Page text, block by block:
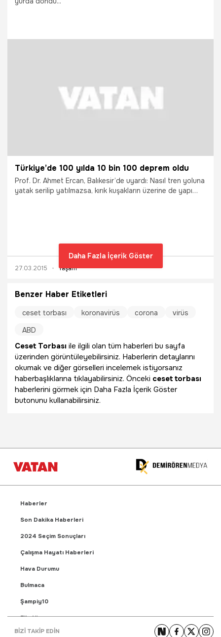
Türkiye’de 100 yılda 10 bin 100 deprem oldu
Prof. Dr. Ahmet Ercan, Balıkesir’de uyardı: Nasıl tren yoluna
yatak serilip yatılmazsa, kırık kuşakların üzerine de yapı
27.03.2015 Yaşam
Daha Fazla İçerik Göster
Benzer Haber Etiketleri
ceset torbası koronavirüs corona
virüs
ABD
Ceset Torbası ile ilgili olan tüm haberleri bu sayfa
üzerinden görüntüleyebilirsiniz. Haberlerin detaylarını
okumak ve diğer görselleri incelemek istiyorsanız
haberbaşlıklarına tıklayabilirsiniz. Önceki ceset torbası
haberlerini görmek için Daha Fazla İçerik Göster
butonunu kullanabilirsiniz.
Haberler
Son Dakika Haberleri
2024 Seçim Sonuçları
Çalışma Hayatı Haberleri
Hava Durumu
Bulmaca
Şampiy10
Fikstür
Puan Durumu
BİZİ TAKİP EDİN